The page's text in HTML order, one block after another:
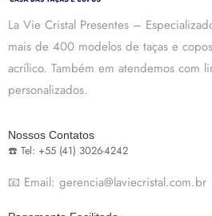
La Vie Cristal Presentes –
mais de 400 modelos de taças e
acrílico. Também em atendemos com
personalizados.
Nossos Contatos
☎️ Tel: +55 (41) 3026-4242
📧 Email: gerencia@laviecristal.com.br